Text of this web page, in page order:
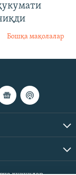
Бошқа мақолалар